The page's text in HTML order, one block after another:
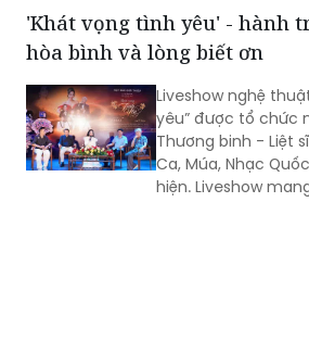
'Khát vọng tình yêu' - hành
hòa bình và lòng biết ơn
Liveshow nghệ
yêu” được tổ chức
Thương binh - Liệt
Ca, Múa, Nhạc
hiện. Liveshow